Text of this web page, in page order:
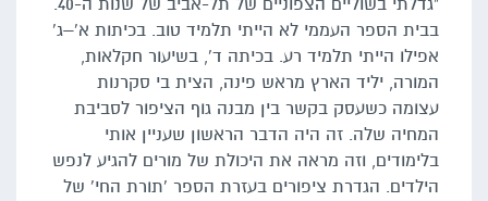
"גדלתי בשוליים הצפוניים של תל-אביב של שנות ה-40.
בבית הספר העממי לא הייתי תלמיד טוב. בכיתות א'–ג'
אפילו הייתי תלמיד רע. בכיתה ד', בשיעור חקלאות,
המורה, יליד הארץ מראש פינה, הצית בי סקרנות
עצומה כשעסק בקשר בין מבנה גוף הציפור לסביבת
המחיה שלה. זה היה הדבר הראשון שעניין אותי
בלימודים, וזה מראה את היכולת של מורים להגיע לנפש
הילדים. הגדרת ציפורים בעזרת הספר 'תורת החי' של